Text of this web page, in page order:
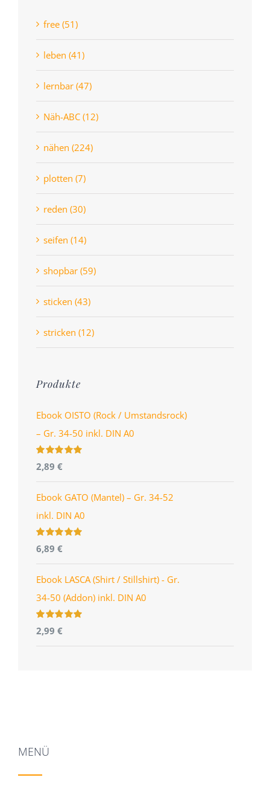
free (51)
leben (41)
lernbar (47)
Näh-ABC (12)
nähen (224)
plotten (7)
reden (30)
seifen (14)
shopbar (59)
sticken (43)
stricken (12)
Produkte
Ebook OISTO (Rock / Umstandsrock)
– Gr. 34-50 inkl. DIN A0
Bewertet
mit 4.96
5
2,89 €
Ebook GATO (Mantel) – Gr. 34-52
inkl. DIN A0
Bewertet
mit 5.00
5
6,89 €
Ebook LASCA (Shirt / Stillshirt) - Gr.
34-50 (Addon) inkl. DIN A0
Bewertet
mit 5.00
5
2,99 €
MENÜ